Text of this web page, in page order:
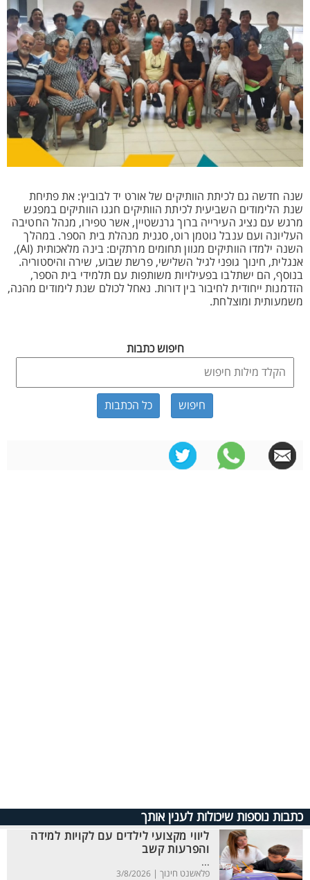
שנה חדשה גם לכיתת הוותיקים של אורט יד לבוביץ: את פתיחת
שנת הלימודים השביעית לכיתת הוותיקים חגגו הוותיקים במפגש
מרגש עם נציג העירייה ברוך גרנשטיין, אשר טפירו, מנהל החטיבה
העליונה ועם ענבל גוטמן רוט, סגנית מנהלת בית הספר. במהלך
השנה ילמדו הוותיקים מגוון תחומים מרתקים: בינה מלאכותית (AI),
אנגלית, חינוך גופני לגיל השלישי, פרשת שבוע, שירה והיסטוריה.
בנוסף, הם ישתלבו בפעילויות משותפות עם תלמידי בית הספר,
הזדמנות ייחודית לחיבור בין דורות. נאחל לכולם שנת לימודים מהנה,
משמעותית ומוצלחת.
חיפוש כתבות
כל הכתבות
כתבות נוספות שיכולות לענין אותך
ליווי מקצועי לילדים עם לקויות למידה
והפרעות קשב
...
פלאשנט חינוך | 3/8/2026